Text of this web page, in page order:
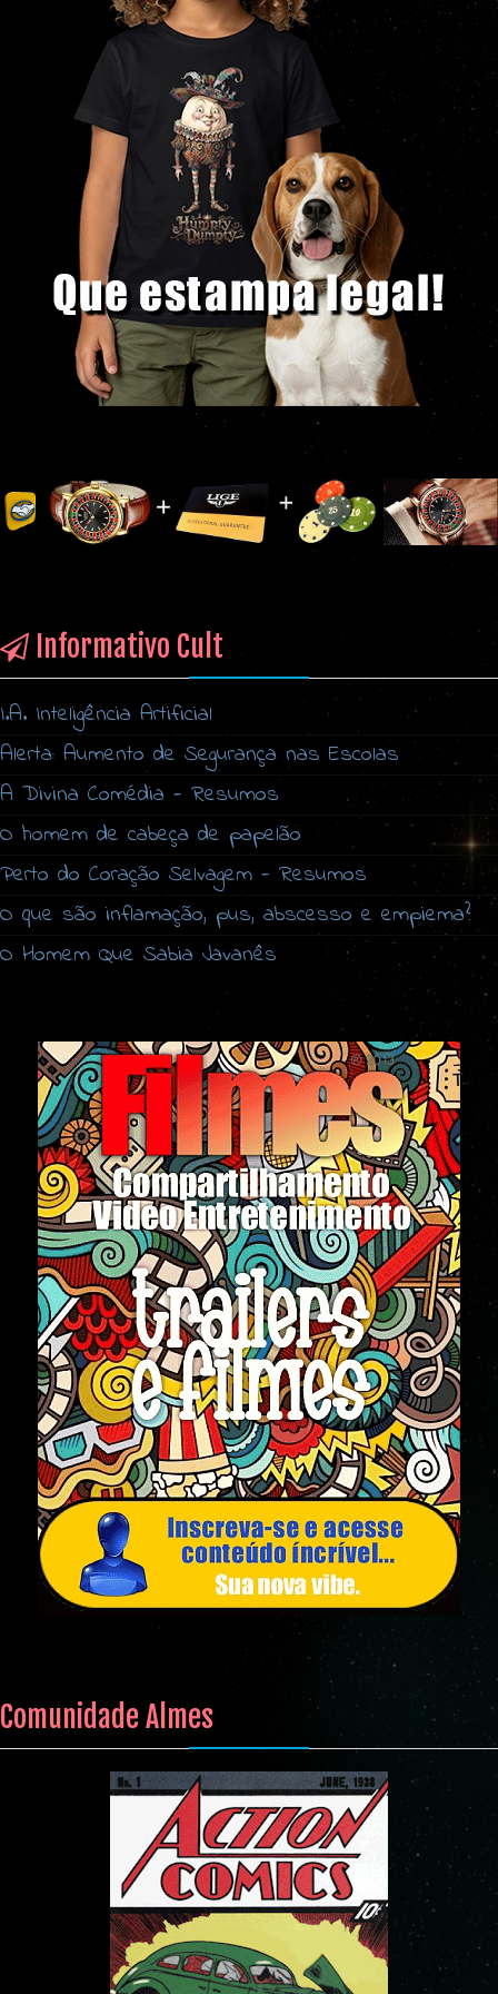
Informativo Cult
I.A. Inteligência Artificial
Alerta: Aumento de Segurança nas Escolas
A Divina Comédia - Resumos
O homem de cabeça de papelão
Perto do Coração Selvagem - Resumos
O que são inflamação, pus, abscesso e empiema?
O Homem Que Sabia Javanês
Comunidade Almes